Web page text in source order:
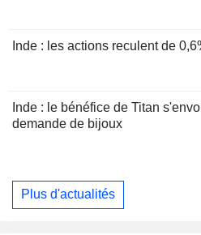
Inde : les actions reculent de
Inde : le bénéfice de Titan
demande de bijoux
Plus d'actualités